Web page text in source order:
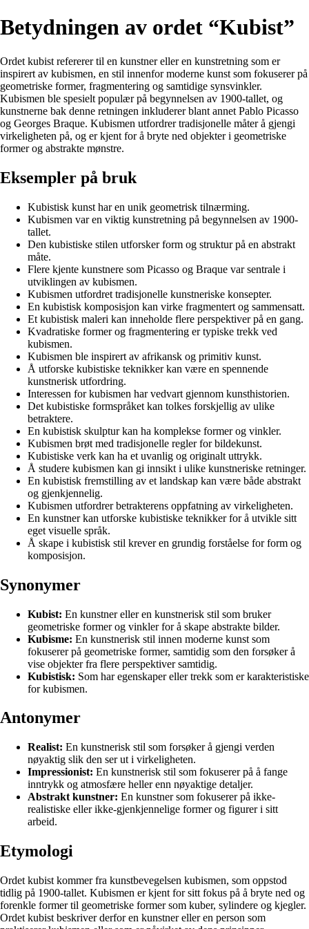
Betydningen av ordet “Kubist”
Ordet kubist refererer til en kunstner eller en kunstretning som er
inspirert av kubismen, en stil innenfor moderne kunst som fokuserer på
geometriske former, fragmentering og samtidige synsvinkler.
Kubismen ble spesielt populær på begynnelsen av 1900-tallet, og
kunstnerne bak denne retningen inkluderer blant annet Pablo Picasso
og Georges Braque. Kubismen utfordrer tradisjonelle måter å gjengi
virkeligheten på, og er kjent for å bryte ned objekter i geometriske
former og abstrakte mønstre.
Eksempler på bruk
Kubistisk kunst har en unik geometrisk tilnærming.
Kubismen var en viktig kunstretning på begynnelsen av 1900-
tallet.
Den kubistiske stilen utforsker form og struktur på en abstrakt
måte.
Flere kjente kunstnere som Picasso og Braque var sentrale i
utviklingen av kubismen.
Kubismen utfordret tradisjonelle kunstneriske konsepter.
En kubistisk komposisjon kan virke fragmentert og sammensatt.
Et kubistisk maleri kan inneholde flere perspektiver på en gang.
Kvadratiske former og fragmentering er typiske trekk ved
kubismen.
Kubismen ble inspirert av afrikansk og primitiv kunst.
Å utforske kubistiske teknikker kan være en spennende
kunstnerisk utfordring.
Interessen for kubismen har vedvart gjennom kunsthistorien.
Det kubistiske formspråket kan tolkes forskjellig av ulike
betraktere.
En kubistisk skulptur kan ha komplekse former og vinkler.
Kubismen brøt med tradisjonelle regler for bildekunst.
Kubistiske verk kan ha et uvanlig og originalt uttrykk.
Å studere kubismen kan gi innsikt i ulike kunstneriske retninger.
En kubistisk fremstilling av et landskap kan være både abstrakt
og gjenkjennelig.
Kubismen utfordrer betrakterens oppfatning av virkeligheten.
En kunstner kan utforske kubistiske teknikker for å utvikle sitt
eget visuelle språk.
Å skape i kubistisk stil krever en grundig forståelse for form og
komposisjon.
Synonymer
Kubist: En kunstner eller en kunstnerisk stil som bruker
geometriske former og vinkler for å skape abstrakte bilder.
Kubisme: En kunstnerisk stil innen moderne kunst som
fokuserer på geometriske former, samtidig som den forsøker å
vise objekter fra flere perspektiver samtidig.
Kubistisk: Som har egenskaper eller trekk som er karakteristiske
for kubismen.
Antonymer
Realist: En kunstnerisk stil som forsøker å gjengi verden
nøyaktig slik den ser ut i virkeligheten.
Impressionist: En kunstnerisk stil som fokuserer på å fange
inntrykk og atmosfære heller enn nøyaktige detaljer.
Abstrakt kunstner: En kunstner som fokuserer på ikke-
realistiske eller ikke-gjenkjennelige former og figurer i sitt
arbeid.
Etymologi
Ordet kubist kommer fra kunstbevegelsen kubismen, som oppstod
tidlig på 1900-tallet. Kubismen er kjent for sitt fokus på å bryte ned og
forenkle former til geometriske former som kuber, sylindere og kjegler.
Ordet kubist beskriver derfor en kunstner eller en person som